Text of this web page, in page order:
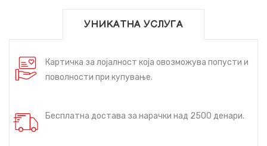
УНИКАТНА УСЛУГА
Картичка за лојалност која овозможува попусти и
поволности при купување.
Бесплатна достава за нарачки над 2500 денари.